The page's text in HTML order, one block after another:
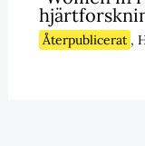
Återpublicerat ,